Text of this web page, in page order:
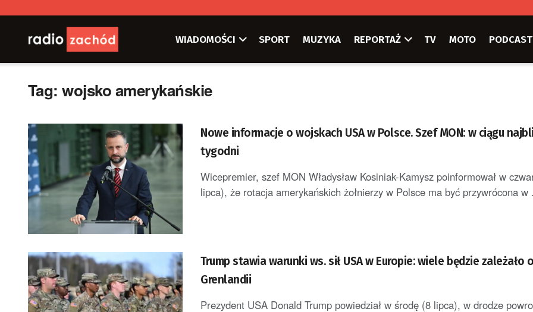
WIADOMOŚCI SPORT MUZYKA REPORTAŻ TV MOTO
Tag:wojsko amerykańskie
Nowe informacje o wojskach USA w Polsce. Szef MON: w ciągu
tygodni
Wicepremier, szef MON Władysław Kosiniak-Kamysz poinformował w
lipca), że rotacja amerykańskich żołnierzy w Polsce ma być przywrócona w
Trump stawia warunki ws. sił USA w Europie: wiele będzie zależało
Grenlandii
Prezydent USA Donald Trump powiedział w środę (8 lipca), w drodze